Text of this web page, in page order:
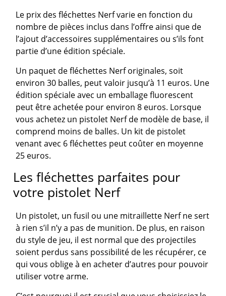
Le prix des fléchettes Nerf varie en fonction du
nombre de pièces inclus dans l’offre ainsi que de
l’ajout d’accessoires supplémentaires ou s’ils font
partie d’une édition spéciale.
Un paquet de fléchettes Nerf originales, soit
environ 30 balles, peut valoir jusqu’à 11 euros. Une
édition spéciale avec un emballage fluorescent
peut être achetée pour environ 8 euros. Lorsque
vous achetez un pistolet Nerf de modèle de base, il
comprend moins de balles. Un kit de pistolet
venant avec 6 fléchettes peut coûter en moyenne
25 euros.
Les fléchettes parfaites pour
votre pistolet Nerf
Un pistolet, un fusil ou une mitraillette Nerf ne sert
à rien s’il n’y a pas de munition. De plus, en raison
du style de jeu, il est normal que des projectiles
soient perdus sans possibilité de les récupérer, ce
qui vous oblige à en acheter d’autres pour pouvoir
utiliser votre arme.